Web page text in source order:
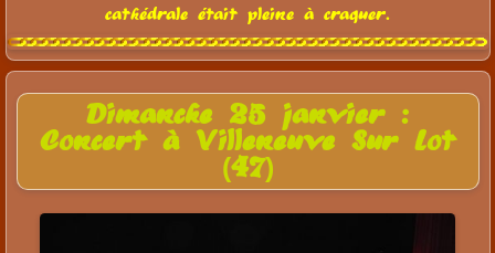
cathédrale était pleine à craquer.
Dimanche 25 janvier :
Concert à Villeneuve Sur Lot
(47)